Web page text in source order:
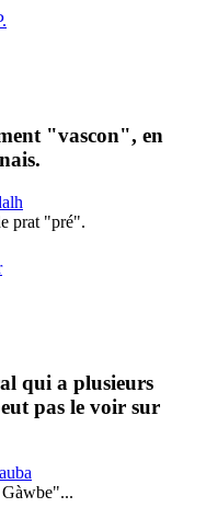
"vascon", en
prat "pré".
qui a plusieurs
pas le voir sur